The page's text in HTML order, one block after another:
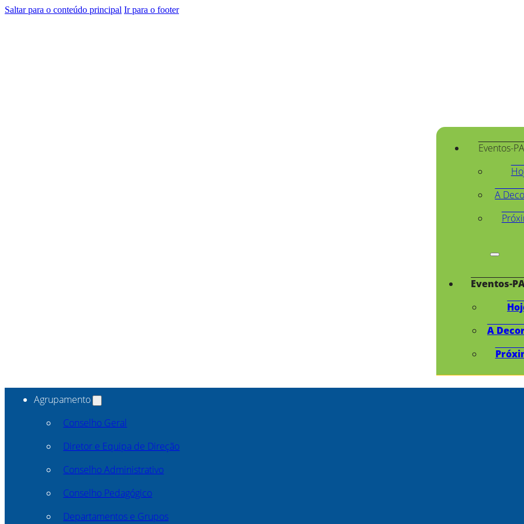
Saltar para o conteúdo principal Ir para o footer
Eventos-
A
Eventos-
A
Agrupamento
Conselho Geral
Diretor e Equipa de Direção
Conselho Administrativo
Conselho Pedagógico
Departamentos e Grupos